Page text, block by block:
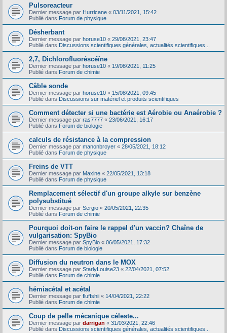
Pulsoreacteur
Dernier message par Hurricane « 03/11/2021, 15:42
Publié dans Forum de physique
Désherbant
Dernier message par horuse10 « 29/08/2021, 23:47
Publié dans Discussions scientifiques générales, actualités scientifiques...
2,7, Dichlorofluoréscéïne
Dernier message par horuse10 « 19/08/2021, 11:25
Publié dans Forum de chimie
Câble sonde
Dernier message par horuse10 « 15/08/2021, 09:45
Publié dans Discussions sur matériel et produits scientifiques
Comment détecter si une bactérie est Aérobie ou Anaérobie ?
Dernier message par ras7777 « 23/06/2021, 16:17
Publié dans Forum de biologie
calculs de résistance à la compression
Dernier message par manonbroyer « 28/05/2021, 18:12
Publié dans Forum de physique
Freins de VTT
Dernier message par Maxine « 22/05/2021, 13:18
Publié dans Forum de physique
Remplacement sélectif d'un groupe alkyle sur benzène
polysubstitué
Dernier message par Sergio « 20/05/2021, 22:35
Publié dans Forum de chimie
Pourquoi doit-on faire le rappel d'un vaccin? Chaîne de
vulgarisation: SpyBio
Dernier message par SpyBio « 06/05/2021, 17:32
Publié dans Forum de biologie
Diffusion du neutron dans le MOX
Dernier message par StarlyLouise23 « 22/04/2021, 07:52
Publié dans Forum de chimie
hémiacétal et acétal
Dernier message par fluffshii « 14/04/2021, 22:22
Publié dans Forum de chimie
Coup de pelle mécanique céleste...
Dernier message par darrigan « 31/03/2021, 22:46
Publié dans Discussions scientifiques générales, actualités scientifiques...